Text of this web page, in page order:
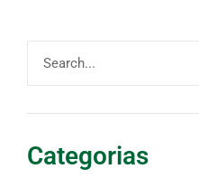
Categorias